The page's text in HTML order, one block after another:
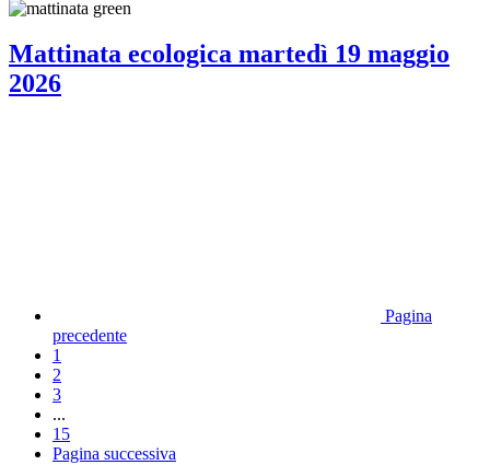
Mattinata ecologica martedì 19 maggio
2026
Pagina
precedente
1
2
3
...
15
Pagina successiva